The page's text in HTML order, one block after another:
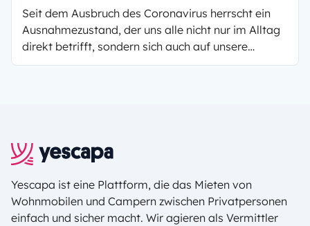
Seit dem Ausbruch des Coronavirus herrscht ein
Ausnahmezustand, der uns alle nicht nur im Alltag
direkt betrifft, sondern sich auch auf unsere
Reisemöglichkeiten auswirkt. Lange war unklar,
ist: Man kann wieder im Wohnmobil verreisen :)
Nachfolgend eine Übersicht darüber, was Ihr bei
eurer Reise im Wohnmobil trotz Corona beachten
solltet.
Yescapa ist eine Plattform, die das Mieten von
Wohnmobilen und Campern zwischen Privatpersonen
einfach und sicher macht. Wir agieren als Vermittler